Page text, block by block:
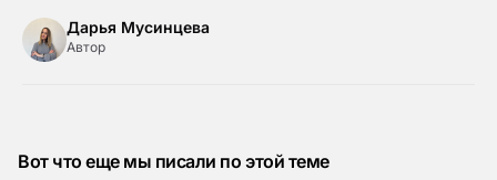
Дарья Мусинцева
Автор
Вот что еще мы писали по этой теме